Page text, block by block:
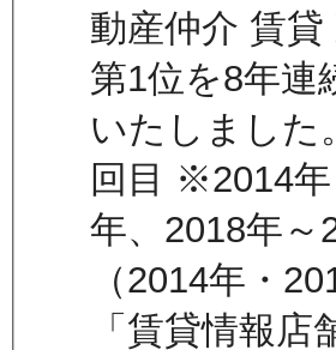
動産仲介 賃貸
第1位を8年連
いたしました
回目 ※2014
年、2018年～
（2014年・
「賃貸情報店